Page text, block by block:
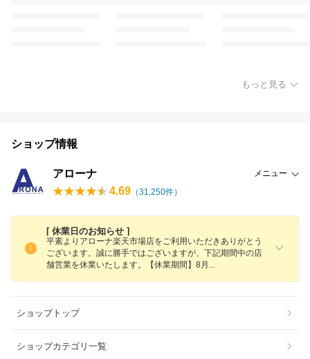
もっと見る
ショップ情報
アローナ メニュー
4.69 （31,250件）
[ 休業日のお知らせ ]
平素よりアローナ楽天市場店をご利用いただきありがとう
ございます。誠に勝手ではございますが、下記期間中の店
舗営業を休業いたします。【休業期間】8月
ショップトップ
ショップカテゴリ一覧